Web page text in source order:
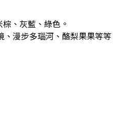
、灰藍、綠色。​
、漫步多瑙河、酪梨果果等等